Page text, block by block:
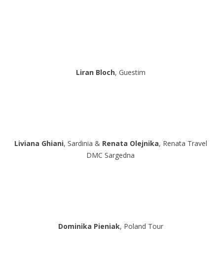
Liran Bloch, Guestim
Liviana Ghiani, Sardinia & Renata Olejnika, Renata Travel
DMC Sargedna
Dominika Pieniak, Poland Tour